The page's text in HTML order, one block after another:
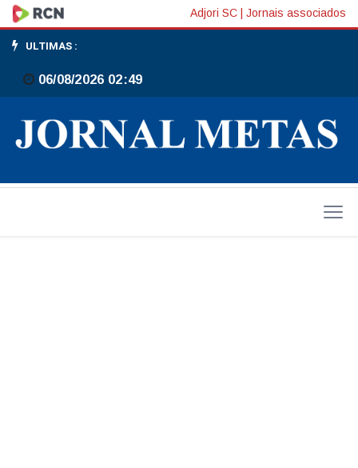
Incra
emite
CCIR
partir
de
Adjori SC Jornais associados
ULTIMAS :
06/08/2026 02:49